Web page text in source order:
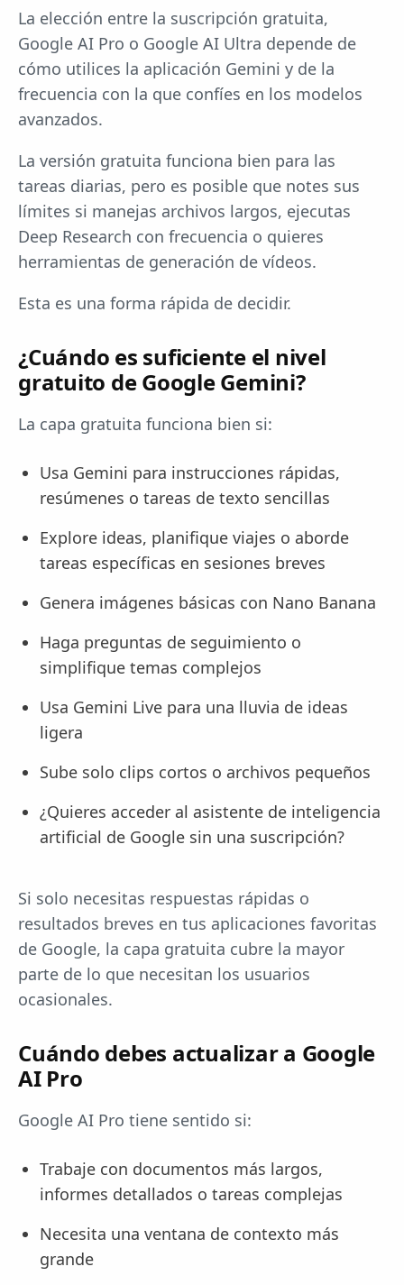
La elección entre la suscripción gratuita,
Google AI Pro o Google AI Ultra depende de
cómo utilices la aplicación Gemini y de la
frecuencia con la que confíes en los modelos
avanzados.
La versión gratuita funciona bien para las
tareas diarias, pero es posible que notes sus
límites si manejas archivos largos, ejecutas
Deep Research con frecuencia o quieres
herramientas de generación de vídeos.
Esta es una forma rápida de decidir.
¿Cuándo es suficiente el nivel
gratuito de Google Gemini?
La capa gratuita funciona bien si:
Usa Gemini para instrucciones rápidas,
resúmenes o tareas de texto sencillas
Explore ideas, planifique viajes o aborde
tareas específicas en sesiones breves
Genera imágenes básicas con Nano Banana
Haga preguntas de seguimiento o
simplifique temas complejos
Usa Gemini Live para una lluvia de ideas
ligera
Sube solo clips cortos o archivos pequeños
¿Quieres acceder al asistente de inteligencia
artificial de Google sin una suscripción?
Si solo necesitas respuestas rápidas o
resultados breves en tus aplicaciones favoritas
de Google, la capa gratuita cubre la mayor
parte de lo que necesitan los usuarios
ocasionales.
Cuándo debes actualizar a Google
AI Pro
Google AI Pro tiene sentido si:
Trabaje con documentos más largos,
informes detallados o tareas complejas
Necesita una ventana de contexto más
grande